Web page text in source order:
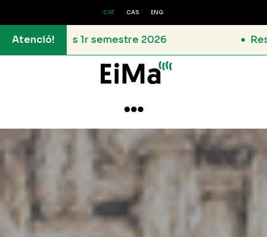
CAT CAS ENG
Atenció! Resolució de la Convocatòria de
